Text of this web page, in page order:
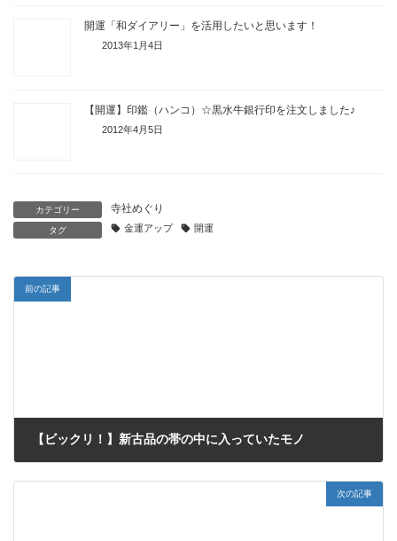
開運「和ダイアリー」を活用したいと思います！
2013年1月4日
【開運】印鑑（ハンコ）☆黒水牛銀行印を注文しました♪
2012年4月5日
カテゴリー 寺社めぐり
タグ 金運アップ 開運
前の記事
【ビックリ！】新古品の帯の中に入っていたモノ
次の記事